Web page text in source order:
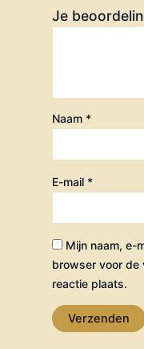
Je
Naam *
E-mail *
Mijn naam, e-
browser voor de
reactie plaats.